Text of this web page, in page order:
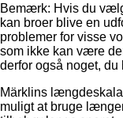
Bemærk: Hvis du
kan broer blive en
problemer for visse
som ikke kan være
derfor også noget, du
Märklins
muligt at bruge